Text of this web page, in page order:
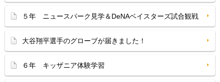
５年 ニュースパーク見学＆DeNAベイスターズ試合観戦
大谷翔平選手のグローブが届きました！
６年 キッザニア体験学習